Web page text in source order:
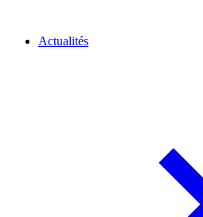
Actualités